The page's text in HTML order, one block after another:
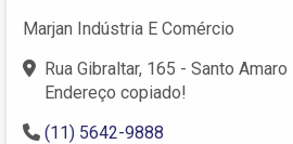
Marjan Indústria E Comércio
Rua Gibraltar, 165 - Santo
Endereço copiado!
(11) 5642-9888